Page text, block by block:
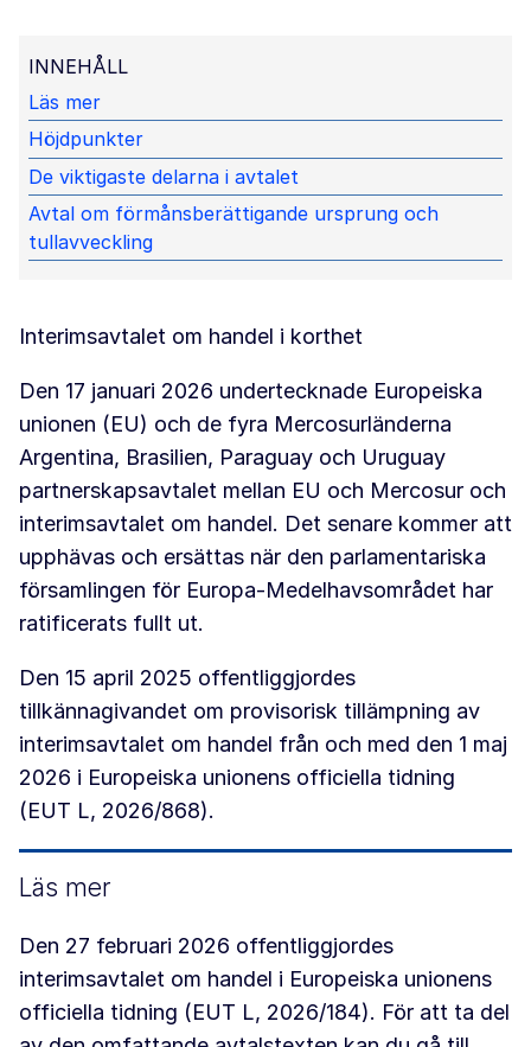
INNEHÅLL
Läs mer
Höjdpunkter
De viktigaste delarna i avtalet
Avtal om förmånsberättigande ursprung och
tullavveckling
Interimsavtalet om handel i korthet
Den 17 januari 2026 undertecknade Europeiska
unionen (EU) och de fyra Mercosurländerna
Argentina, Brasilien, Paraguay och Uruguay
partnerskapsavtalet mellan EU och Mercosur och
interimsavtalet om handel. Det senare kommer att
upphävas och ersättas när den parlamentariska
församlingen för Europa-Medelhavsområdet har
ratificerats fullt ut.
Den 15 april 2025 offentliggjordes
tillkännagivandet om provisorisk tillämpning av
interimsavtalet om handel från och med den 1 maj
2026 i Europeiska unionens officiella tidning
(EUT L, 2026/868).
Läs mer
Den 27 februari 2026 offentliggjordes
interimsavtalet om handel i Europeiska unionens
officiella tidning (EUT L, 2026/184). För att ta del